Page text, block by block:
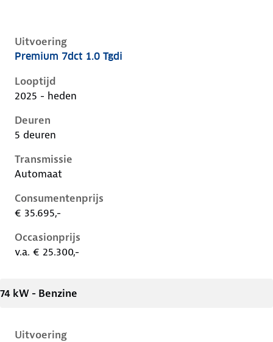
Uitvoering
Hyundai I20 iii-1e-facelift, 1.0 tgdi, 66 kW, Benzine, 5
Premium 7dct 1.0 Tgdi
Looptijd
2025 - heden
Deuren
5 deuren
Transmissie
Automaat
Consumentenprijs
€ 35.695,-
Occasionprijs
v.a. € 25.300,-
74 kW - Benzine
Uitvoering